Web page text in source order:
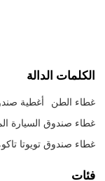
الكلمات الدالة
غطاء الطن أغطية
غطاء صندوق السيارة
غطاء صندوق تويوتا
فئات